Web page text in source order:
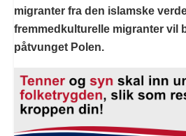
migranter fra den islamske
fremmedkulturelle migranter vil
påtvunget Polen.